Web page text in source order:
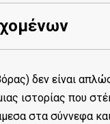
δεν είναι
ιστορίας που
στα σύννεφα